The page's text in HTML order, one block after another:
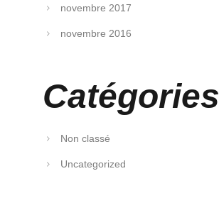
novembre 2017
novembre 2016
Catégories
Non classé
Uncategorized